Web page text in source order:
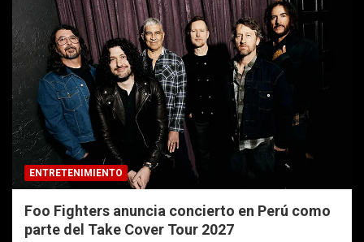
ENTRETENIMIENTO
Foo Fighters anuncia concierto en Perú como
parte del Take Cover Tour 2027